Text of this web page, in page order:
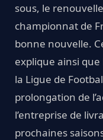
sous, le
championnat de
bonne nouvelle.
explique ainsi que
la Ligue de
prolongation de
l’entreprise de
prochaines